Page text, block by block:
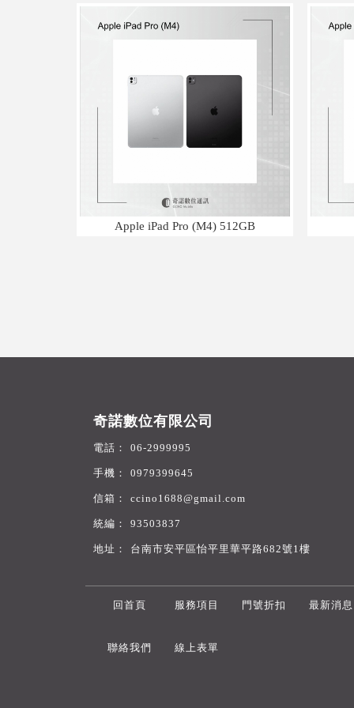
Apple iPad Pro (M4) 512GB
奇諾數位有限公司
06-2999995
0979399645
93503837
ccino1688@gmail.com
台南市安平區怡平里華平路682號1樓
回首頁 服務項目 門號折扣 最新消息
聯絡我們 線上表單